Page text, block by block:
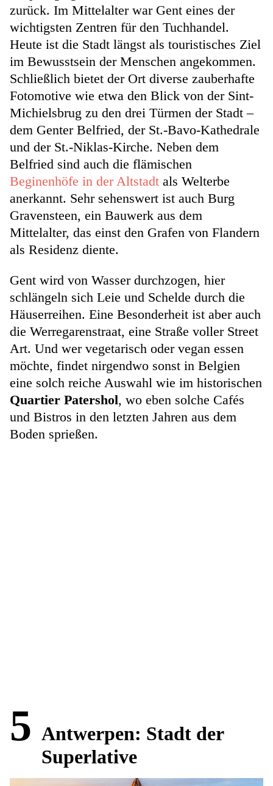
zurück. Im Mittelalter war Gent eines der
wichtigsten Zentren für den Tuchhandel.
Heute ist die Stadt längst als touristisches Ziel
im Bewusstsein der Menschen angekommen.
Schließlich bietet der Ort diverse zauberhafte
Fotomotive wie etwa den Blick von der Sint-
Michielsbrug zu den drei Türmen der Stadt –
dem Genter Belfried, der St.-Bavo-Kathedrale
und der St.-Niklas-Kirche. Neben dem
Belfried sind auch die flämischen
Beginenhöfe in der Altstadt als Welterbe
anerkannt. Sehr sehenswert ist auch Burg
Gravensteen, ein Bauwerk aus dem
Mittelalter, das einst den Grafen von Flandern
als Residenz diente.
Gent wird von Wasser durchzogen, hier
schlängeln sich Leie und Schelde durch die
Häuserreihen. Eine Besonderheit ist aber auch
die Werregarenstraat, eine Straße voller Street
Art. Und wer vegetarisch oder vegan essen
möchte, findet nirgendwo sonst in Belgien
eine solch reiche Auswahl wie im historischen
Quartier Patershol, wo eben solche Cafés
und Bistros in den letzten Jahren aus dem
Boden sprießen.
5 Antwerpen: Stadt der
Superlative